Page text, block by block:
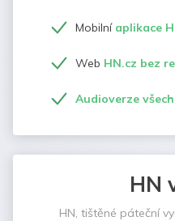
Mobilní aplikace
Web HN.cz bez
Audioverze
HN
HN, tištěné páteční